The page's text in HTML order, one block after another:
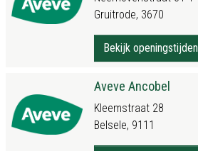
Gruitrode, 3670
Bekijk openingstijden
Aveve Ancobel
Kleemstraat 28
Belsele, 9111